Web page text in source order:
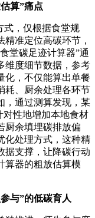
算”痛点
式，仅根据食堂规
准定位高碳环节，
堂碳足迹计算器”通
维度细节数据，参考
化，不仅能算出单餐
耗、厨余处理各环节
，通过测算发现，某
对性地增加本地食材
厨余填埋碳排放偏
化处理方式，这种精
据支撑，让降碳行动
算器的粗放估算模
与”的低碳育人